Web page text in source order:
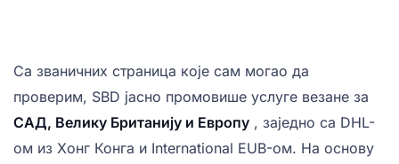
Са званичних страница које сам могао да
проверим, SBD јасно промовише услуге везане за
САД, Велику Британију и Европу , заједно са DHL-
ом из Хонг Конга и International EUB-ом. На основу